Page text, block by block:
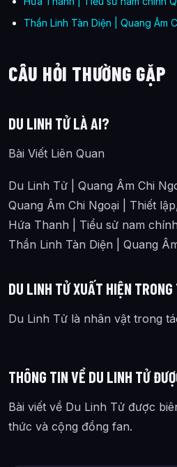
Thần Linh Tàn Diện | Quang Âm
CÂU HỎI THƯỜNG GẶP
DU LINH TỬ LÀ AI?
Bài Viết Liên Quan
Du Linh Tử | Quang Âm Chi
Quang Âm Chi Ngoại | Thiết
Hứa Thanh | Tiểu sử nam
Thần Linh Tàn Diện | Quang
DU LINH TỬ XUẤT HIỆN
Du Linh Tử là nhân vật trong
THÔNG TIN VỀ DU LINH TỬ
Bài viết về Du Linh Tử được
thức và cộng đồng fan.